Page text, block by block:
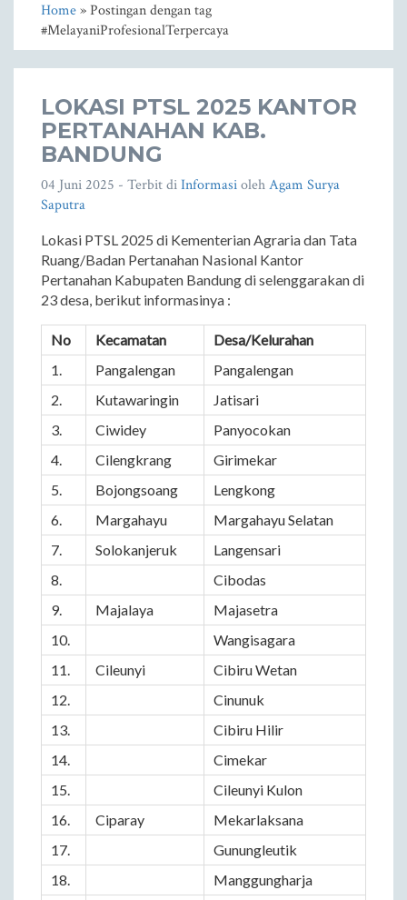
Home» Postingan dengan tag
#MelayaniProfesionalTerpercaya
LOKASI PTSL 2025 KANTOR
PERTANAHAN KAB.
BANDUNG
04 Juni 2025 - Terbit diInformasiolehAgam Surya
Saputra
Lokasi PTSL 2025 di Kementerian Agraria dan Tata
Ruang/Badan Pertanahan Nasional Kantor
Pertanahan Kabupaten Bandung di selenggarakan di
23 desa, berikut informasinya :
No Kecamatan
Desa/Kelurahan
1.
Pangalengan
Pangalengan
2.
Kutawaringin
Jatisari
3.
Ciwidey
Panyocokan
4.
Cilengkrang
Girimekar
5.
Bojongsoang
Lengkong
6.
Margahayu
Margahayu Selatan
7.
Solokanjeruk
Langensari
8.
Cibodas
9.
Majalaya
Majasetra
10.
Wangisagara
11.
Cileunyi
Cibiru Wetan
12.
Cinunuk
13.
Cibiru Hilir
14.
Cimekar
15.
Cileunyi Kulon
16.
Ciparay
Mekarlaksana
17.
Gunungleutik
18.
Manggungharja